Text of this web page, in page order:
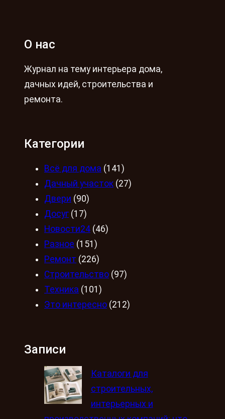
О нас
Журнал на тему интерьера дома,
дачных идей, строительства и
ремонта.
Категории
Всё для дома (141)
Дачный участок (27)
Двери (90)
Досуг (17)
Новости24 (46)
Разное (151)
Ремонт (226)
Строительство (97)
Техника (101)
Это интересно (212)
Записи
Каталоги для
строительных,
интерьерных и